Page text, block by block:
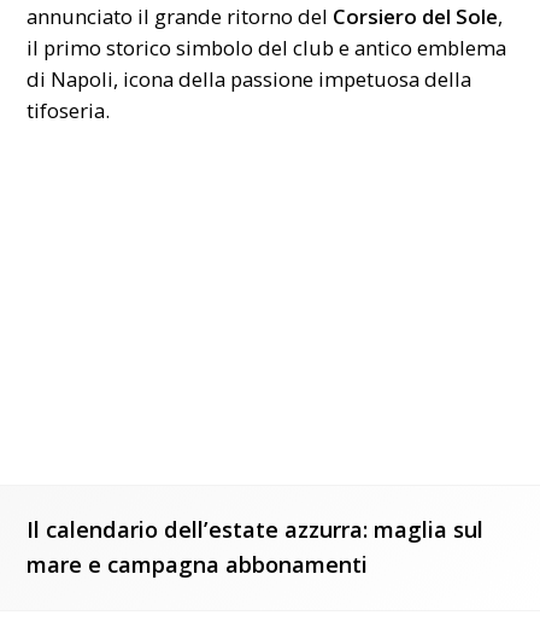
annunciato il grande ritorno del Corsiero del Sole,
il primo storico simbolo del club e antico emblema
di Napoli, icona della passione impetuosa della
tifoseria.
Il calendario dell’estate azzurra: maglia sul
mare e campagna abbonamenti